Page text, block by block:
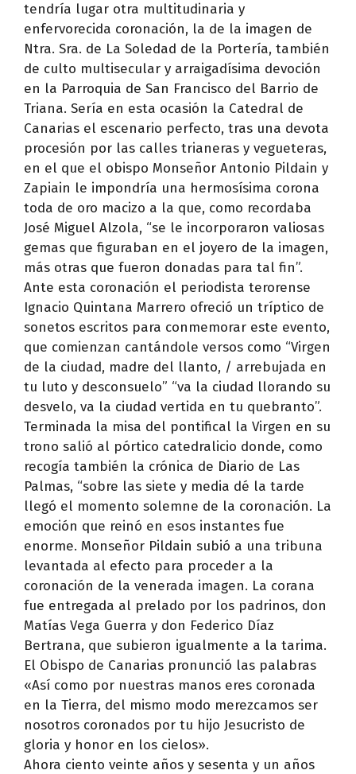
tendría lugar otra multitudinaria y
enfervorecida coronación, la de la imagen de
Ntra. Sra. de La Soledad de la Portería, también
de culto multisecular y arraigadísima devoción
en la Parroquia de San Francisco del Barrio de
Triana. Sería en esta ocasión la Catedral de
Canarias el escenario perfecto, tras una devota
procesión por las calles trianeras y vegueteras,
en el que el obispo Monseñor Antonio Pildain y
Zapiain le impondría una hermosísima corona
toda de oro macizo a la que, como recordaba
José Miguel Alzola, “se le incorporaron valiosas
gemas que figuraban en el joyero de la imagen,
más otras que fueron donadas para tal fin”.
Ante esta coronación el periodista terorense
Ignacio Quintana Marrero ofreció un tríptico de
sonetos escritos para conmemorar este evento,
que comienzan cantándole versos como “Virgen
de la ciudad, madre del llanto, / arrebujada en
tu luto y desconsuelo” “va la ciudad llorando su
desvelo, va la ciudad vertida en tu quebranto”.
Terminada la misa del pontifical la Virgen en su
trono salió al pórtico catedralicio donde, como
recogía también la crónica de Diario de Las
Palmas, “sobre las siete y media dé la tarde
llegó el momento solemne de la coronación. La
emoción que reinó en esos instantes fue
enorme. Monseñor Pildain subió a una tribuna
levantada al efecto para proceder a la
coronación de la venerada imagen. La corana
fue entregada al prelado por los padrinos, don
Matías Vega Guerra y don Federico Díaz
Bertrana, que subieron igualmente a la tarima.
El Obispo de Canarias pronunció las palabras
«Así como por nuestras manos eres coronada
en la Tierra, del mismo modo merezcamos ser
nosotros coronados por tu hijo Jesucristo de
gloria y honor en los cielos».
Ahora ciento veinte años y sesenta y un años